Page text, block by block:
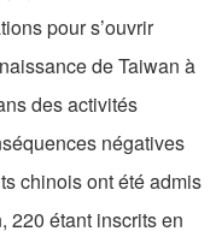
pour s’ouvrir
de Taiwan à
des activités
négatives
chinois ont été admis
220 étant inscrits en